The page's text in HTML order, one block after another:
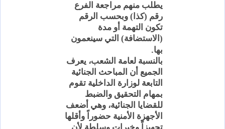
يطلب منهم مراجعة الفرع
رقم (كذا) وبحسب الرقم
تكون التهمة أو مدة
(الاستضافة) التي سينعمون
بها.
بالنسبة لعامة الشعب، يعرف
الجميع أن المباحث الجنائية
التابعة لوزارة الداخلية تقوم
بمهام التحقيق والضبط
للقضايا الجنائية، وهي أضعف
الأجهزة الأمنية حضوراً وأقلها